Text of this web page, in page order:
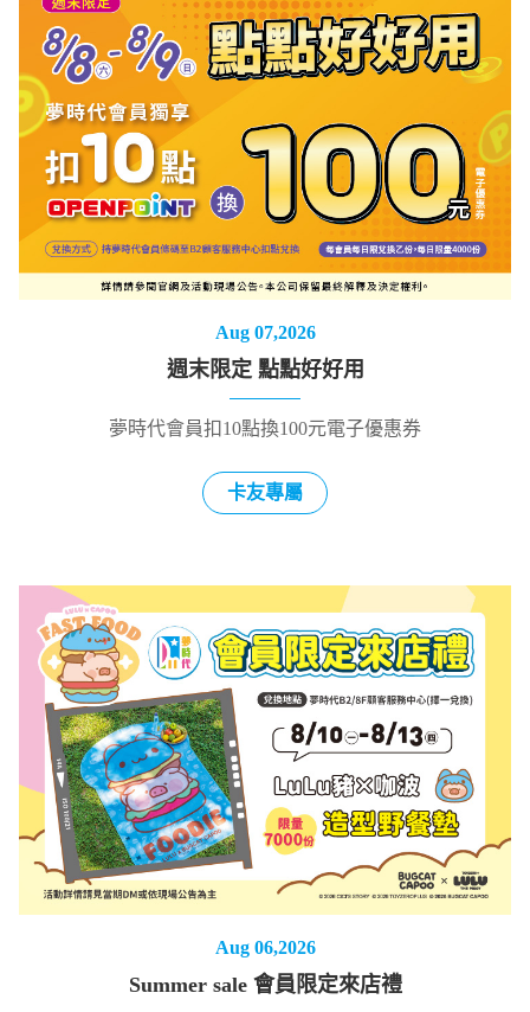
Aug 07,2026
週末限定 點點好好用
夢時代會員扣10點換100元電子優惠券
卡友專屬
Aug 06,2026
Summer sale 會員限定來店禮